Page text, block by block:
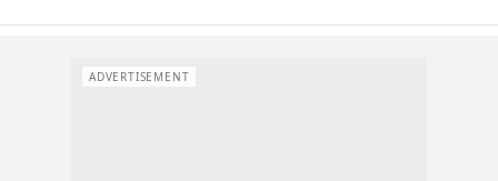
ADVERTISEMENT